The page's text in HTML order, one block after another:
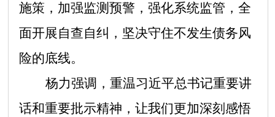
施策，加强监测预警，强化系统监管，全
面开展自查自纠，坚决守住不发生债务风
险的底线。
杨力强调，重温习近平总书记重要讲
话和重要批示精神，让我们更加深刻感悟